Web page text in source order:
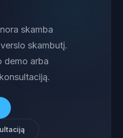
skamba
skambutį.
demo arba